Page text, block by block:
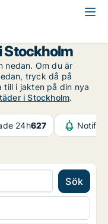
Stockholm
nedan. Om du är
tryck då på
till i jakten på din nya
i Stockholm.
24h627
Sök